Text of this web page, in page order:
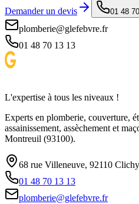
Demander un devis 01 48
plomberie@glefebvre.fr
01 48 70 13 13
L'expertise à tous les niveaux !
Experts en plomberie, couverture,
assainissement, assèchement et
Montreuil (93100).
68 rue Villeneuve, 92110 Clichy
01 48 70 13 13
plomberie@glefebvre.fr